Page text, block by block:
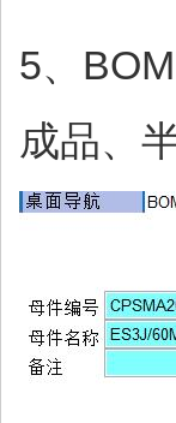
5、BOM
成品、